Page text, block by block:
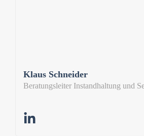
Klaus Schneider
Beratungsleiter Instandhaltung und